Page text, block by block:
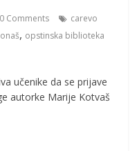
0 Comments
carevo
, opstinska biblioteka
učenike da se prijave
autorke Marije Kotvaš